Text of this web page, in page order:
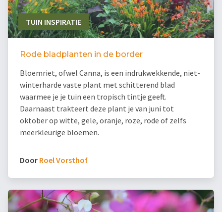
TUIN INSPIRATIE
Rode bladplanten in de border
Bloemriet, ofwel Canna, is een indrukwekkende, niet-
winterharde vaste plant met schitterend blad
waarmee je je tuin een tropisch tintje geeft.
Daarnaast trakteert deze plant je van juni tot
oktober op witte, gele, oranje, roze, rode of zelfs
meerkleurige bloemen.
Door Roel Vorsthof